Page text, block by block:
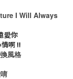
I Will Always
愛你
啊 !!
風格